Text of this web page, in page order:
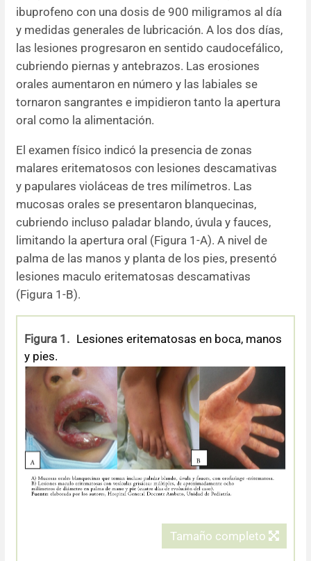
ibuprofeno con una dosis de 900 miligramos al día
y medidas generales de lubricación. A los dos días,
las lesiones progresaron en sentido caudocefálico,
cubriendo piernas y antebrazos. Las erosiones
orales aumentaron en número y las labiales se
tornaron sangrantes e impidieron tanto la apertura
oral como la alimentación.
El examen físico indicó la presencia de zonas
malares eritematosos con lesiones descamativas
y papulares violáceas de tres milímetros. Las
mucosas orales se presentaron blanquecinas,
cubriendo incluso paladar blando, úvula y fauces,
limitando la apertura oral (Figura 1-A). A nivel de
palma de las manos y planta de los pies, presentó
lesiones maculo eritematosas descamativas
(Figura 1-B).
Figura 1. Lesiones eritematosas en boca, manos
y pies.
Tamaño completo